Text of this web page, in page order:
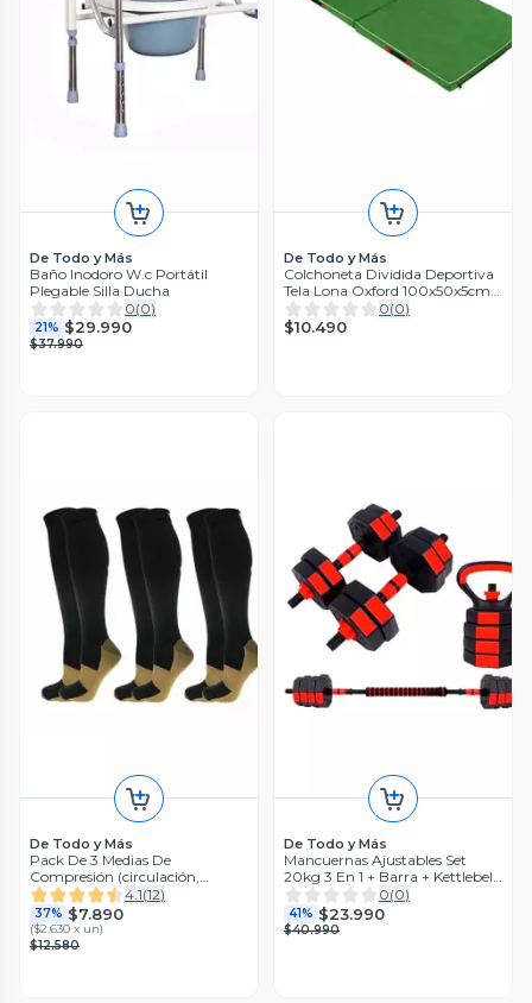
De Todo y Más
Baño Inodoro W.c Portátil
Plegable Silla Ducha
0(0)
21% $29.990
$37.990
De Todo y Más
Colchoneta Dividida Deportiva
Tela Lona Oxford 100x50x5cm /
Ejercicio Boost Fitness
0(0)
$10.490
De Todo y Más
Pack De 3 Medias De
Compresión (circulación,
Várices, Otros) TALLAS
4.1(12)
37% $7.890
($2.630 x un)
$12.580
De Todo y Más
Mancuernas Ajustables Set
20kg 3 En 1 + Barra + Kettlebell
Boost Fitness 0(0)
41% $23.990
$40.990